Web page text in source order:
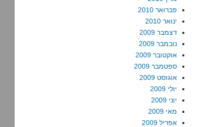
פברואר 2010
ינואר 2010
דצמבר 2009
נובמבר 2009
אוקטובר 2009
ספטמבר 2009
אוגוסט 2009
יולי 2009
יוני 2009
מאי 2009
אפריל 2009